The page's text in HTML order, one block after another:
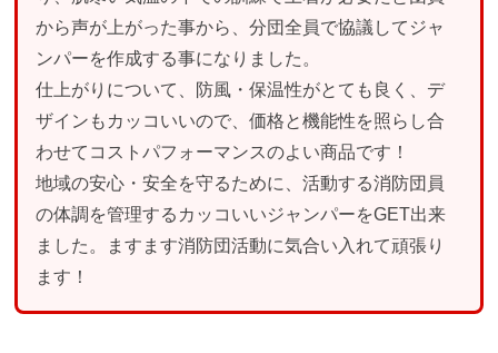
から声が上がった事から、分団全員で協議してジャ
ンパーを作成する事になりました。
仕上がりについて、防風・保温性がとても良く、デ
ザインもカッコいいので、価格と機能性を照らし合
わせてコストパフォーマンスのよい商品です！
地域の安心・安全を守るために、活動する消防団員
の体調を管理するカッコいいジャンパーをGET出来
ました。ますます消防団活動に気合い入れて頑張り
ます！